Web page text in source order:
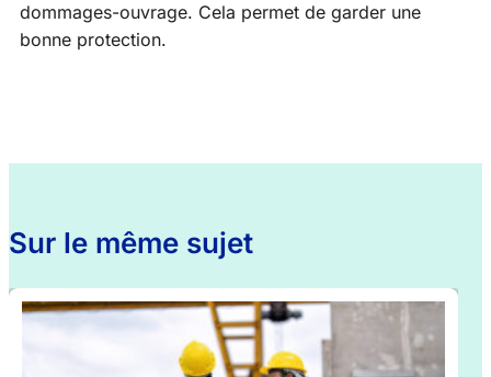
dommages-ouvrage. Cela permet de garder une
bonne protection.
Sur le même sujet